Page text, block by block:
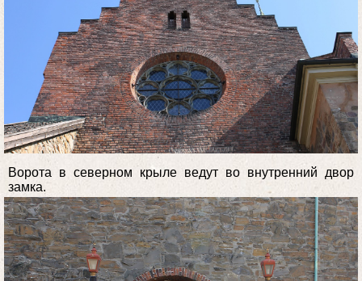
Ворота в северном крыле ведут во внутренний двор
замка.